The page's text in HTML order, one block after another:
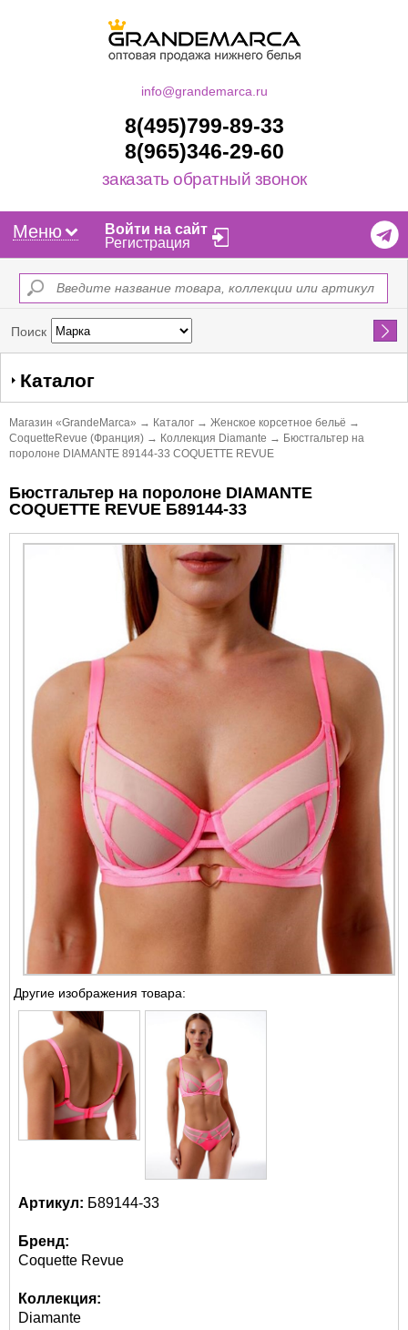
info@grandemarca.ru
8(495)799-89-33
8(965)346-29-60
заказать обратный звонок
Меню
Войти на сайт
Регистрация
Поиск Найти
Каталог
Магазин «GrandeMarca» → Каталог → Женское корсетное бельё →
CoquetteRevue (Франция) → Коллекция Diamante → Бюстгальтер на
поролоне DIAMANTE 89144-33 COQUETTE REVUE
Бюстгальтер на поролоне DIAMANTE
COQUETTE REVUE Б89144-33
Другие изображения товара:
Артикул: Б89144-33
Бренд:
Coquette Revue
Коллекция:
Diamante